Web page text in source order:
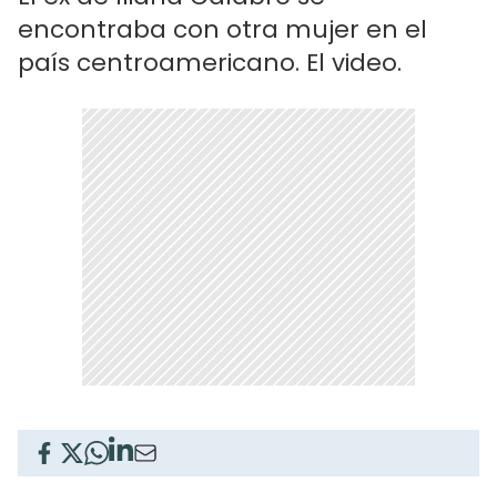
encontraba con otra mujer en el
país centroamericano. El video.